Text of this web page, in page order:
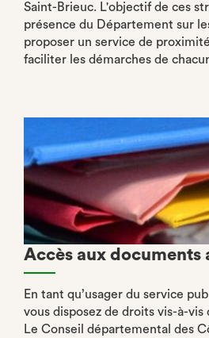
Saint-Brieuc. L'objectif de ces
présence du Département sur
proposer un service de
faciliter les démarches de
Accès aux
En tant qu’usager du service
vous disposez de droits vis-à-vis
Le Conseil départemental des